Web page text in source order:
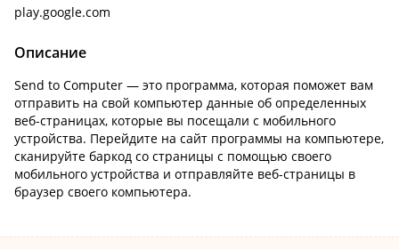
play.google.com
Описание
Send to Computer — это программа, которая поможет вам
отправить на свой компьютер данные об определенных
веб-страницах, которые вы посещали с мобильного
устройства. Перейдите на сайт программы на компьютере,
сканируйте баркод со страницы с помощью своего
мобильного устройства и отправляйте веб-страницы в
браузер своего компьютера.